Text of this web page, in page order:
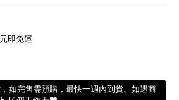
即免運
如完售需預購，最快一週內到貨。如遇商